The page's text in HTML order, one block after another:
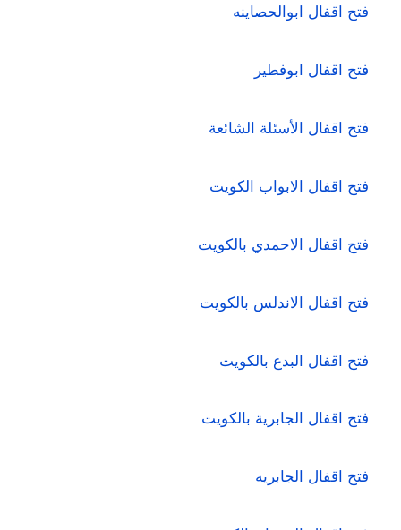
فتح اقفال ابوالحصاينه
فتح اقفال ابوفطير
فتح اقفال الأسئلة الشائعة
فتح اقفال الابواب الكويت
فتح اقفال الاحمدي بالكويت
فتح اقفال الاندلس بالكويت
فتح اقفال البدع بالكويت
فتح اقفال الجابرية بالكويت
فتح اقفال الجابريه